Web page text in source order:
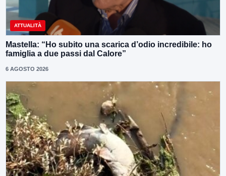
ATTUALITÀ
Mastella: “Ho subito una scarica d’odio incredibile: ho
famiglia a due passi dal Calore”
6 AGOSTO 2026